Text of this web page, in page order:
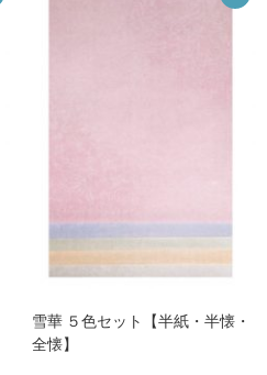
雪華 ５色セット【半紙・半懐・
全懐】